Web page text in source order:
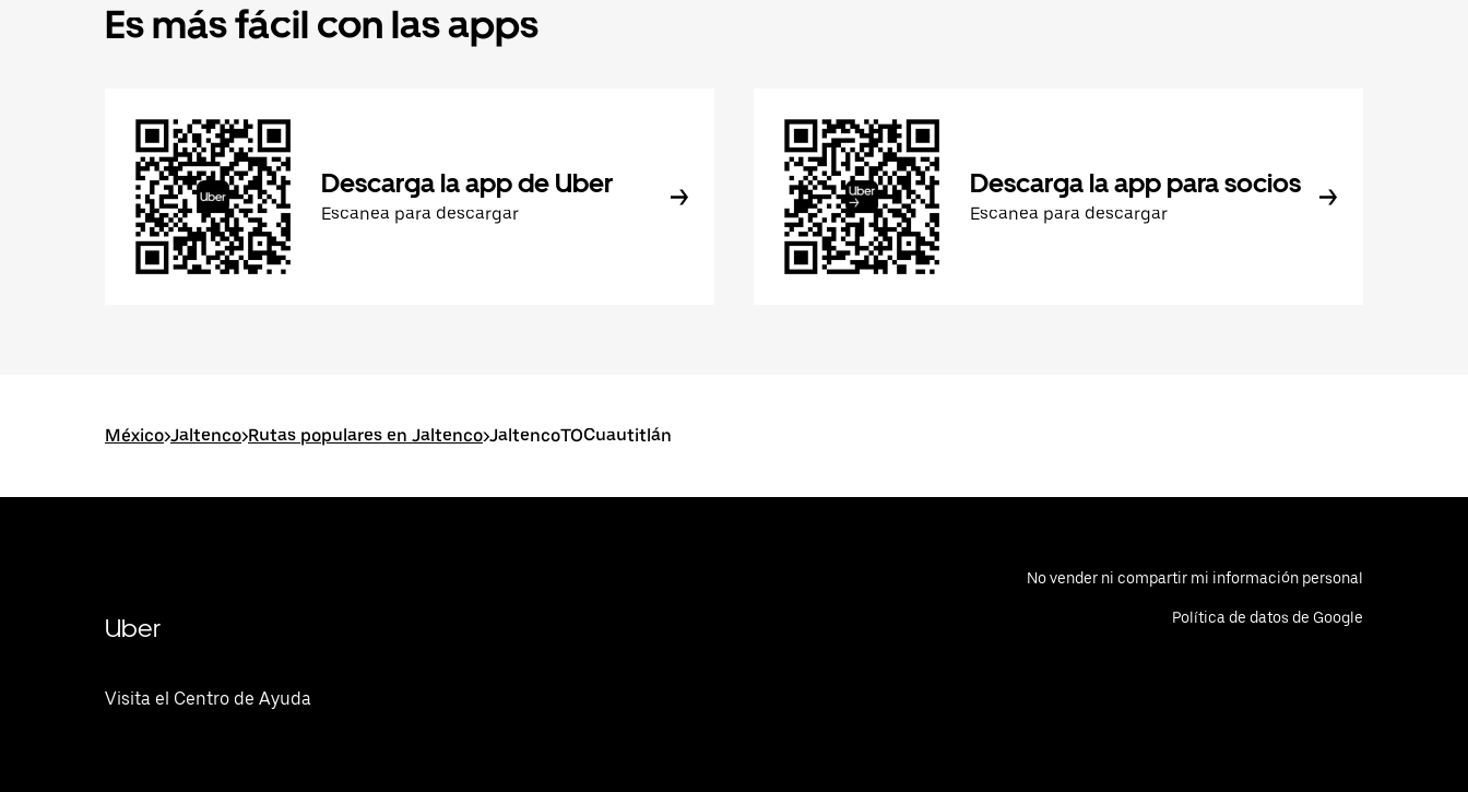
Es más fácil con las apps
Descarga la app de Uber
Escanea para descargar
Descarga la app para socios
Escanea para descargar
México>Jaltenco>Rutas populares en Jaltenco>JaltencoTOCuautitlán
Uber
Visita el Centro de Ayuda
No vender ni compartir mi información personal
Política de datos de Google